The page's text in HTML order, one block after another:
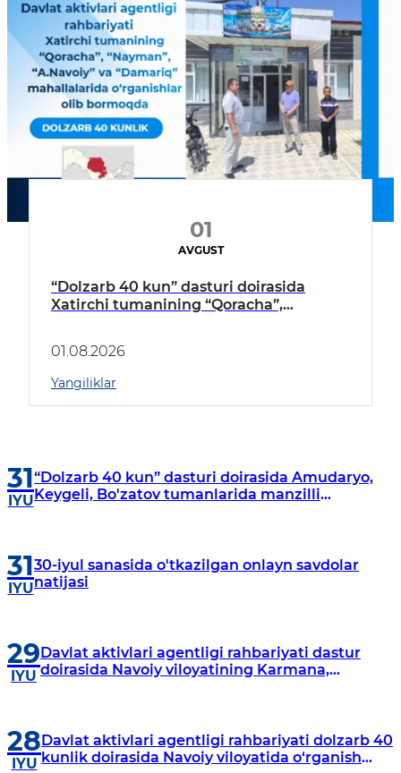
01
AVGUST
“Dolzarb 40 kun” dasturi doirasida
Xatirchi tumanining “Qoracha”,
borildi
01.08.2026
Yangiliklar
31
IYU
“Dolzarb 40 kun” dasturi doirasida Amudaryo,
Keygeli, Bo'zatov tumanlarida manzilli
31
IYU
30-iyul sanasida o'tkazilgan onlayn savdolar
natijasi
29
IYU
Davlat aktivlari agentligi rahbariyati dastur
doirasida Navoiy viloyatining Karmana,
28
IYU
Davlat aktivlari agentligi rahbariyati dolzarb 40
kunlik doirasida Navoiy viloyatida o‘rganish